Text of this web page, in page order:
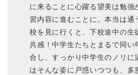
に来ることに心躍る望美は勉強
習内容に進むことに。本当は通
校を見に行くと、下校途中の生
共感！中学生たちとまるで同い
合し、すっかり中学生のノリに
はそんな姿に戸惑いつつも、多